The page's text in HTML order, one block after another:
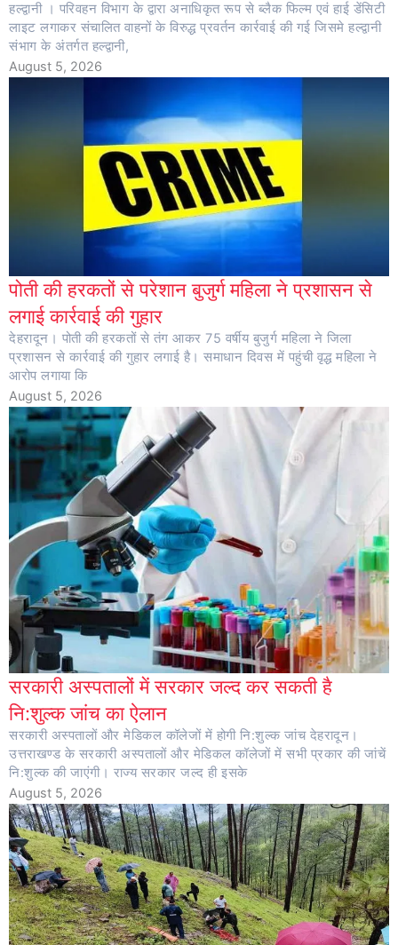
हल्द्वानी । परिवहन विभाग के द्वारा अनाधिकृत रूप से ब्लैक फिल्म एवं हाई डेंसिटी
लाइट लगाकर संचालित वाहनों के विरुद्ध प्रवर्तन कार्रवाई की गई जिसमे हल्द्वानी
संभाग के अंतर्गत हल्द्वानी,
August 5, 2026
पोती की हरकतों से परेशान बुजुर्ग महिला ने प्रशासन से
लगाई कार्रवाई की गुहार
देहरादून। पोती की हरकतों से तंग आकर 75 वर्षीय बुजुर्ग महिला ने जिला
प्रशासन से कार्रवाई की गुहार लगाई है। समाधान दिवस में पहुंची वृद्ध महिला ने
आरोप लगाया कि
August 5, 2026
सरकारी अस्पतालों में सरकार जल्द कर सकती है
नि:शुल्क जांच का ऐलान
सरकारी अस्पतालों और मेडिकल कॉलेजों में होगी नि:शुल्क जांच देहरादून।
उत्तराखण्ड के सरकारी अस्पतालों और मेडिकल कॉलेजों में सभी प्रकार की जांचें
नि:शुल्क की जाएंगी। राज्य सरकार जल्द ही इसके
August 5, 2026